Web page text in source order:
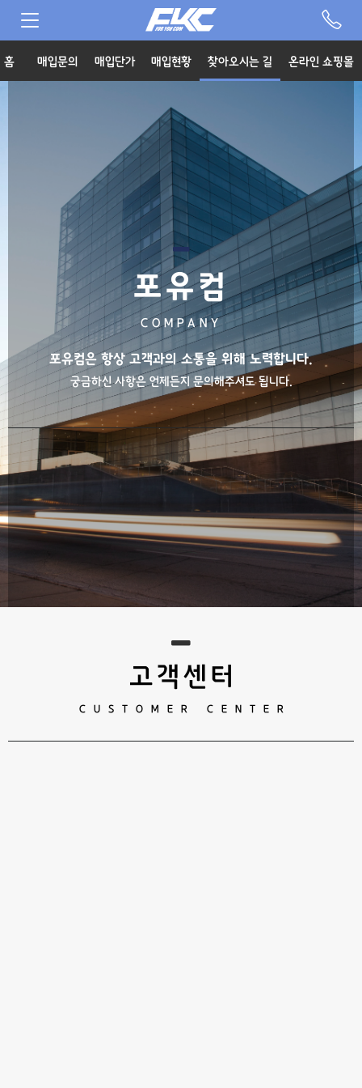
홈 매입문의 매입단가 매입현황 찾아오시는 길 온라인 쇼핑몰
포유컴
COMPANY
포유컴은 항상 고객과의 소통을 위해 노력합니다.
궁금하신 사항은 언제든지 문의해주셔도 됩니다.
고객센터
CUSTOMER CENTER